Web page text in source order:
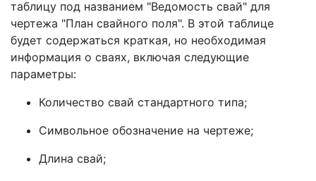
таблицу под названием "Ведомость свай" для
чертежа "План свайного поля". В этой таблице
будет содержаться краткая, но необходимая
информация о сваях, включая следующие
параметры:
Количество свай стандартного типа;
Символьное обозначение на чертеже;
Длина свай;